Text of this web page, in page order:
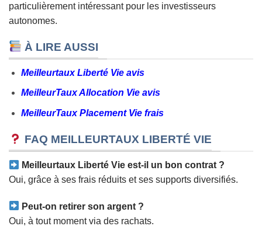
particulièrement intéressant pour les investisseurs
autonomes.
À LIRE AUSSI
Meilleurtaux Liberté Vie avis
MeilleurTaux Allocation Vie avis
MeilleurTaux Placement Vie frais
FAQ MEILLEURTAUX LIBERTÉ VIE
Meilleurtaux Liberté Vie est-il un bon contrat ?
Oui, grâce à ses frais réduits et ses supports diversifiés.
Peut-on retirer son argent ?
Oui, à tout moment via des rachats.